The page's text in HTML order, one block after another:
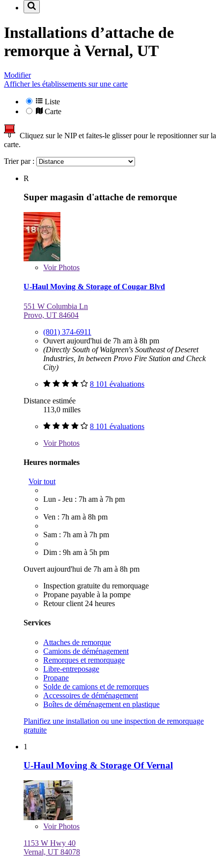
Installations d’attache de
remorque à Vernal, UT
Modifier
Afficher les établissements sur une carte
Liste
Carte
Cliquez sur le NIP et faites-le glisser pour le repositionner sur la
carte.
Trier par :
R
Super magasin d'attache de remorque
VoirPhotos
U-Haul Moving & Storage of Cougar Blvd
551 W Columbia Ln
Provo, UT 84604
(801) 374-6911
Ouvert aujourd'hui de 7h am à 8h pm
(Directly South of Walgreen's Southeast of Deseret
Industries, In between Provo Fire Station and Check
City)
8 101 évaluations
Distance estimée
113,0 milles
8 101 évaluations
VoirPhotos
Heures normales
Voir tout
Lun - Jeu : 7h am à 7h pm
Ven : 7h am à 8h pm
Sam : 7h am à 7h pm
Dim : 9h am à 5h pm
Ouvert aujourd'hui de 7h am à 8h pm
Inspection gratuite du remorquage
Propane payable à la pompe
Retour client 24 heures
Services
Attaches de remorque
Camions de déménagement
Remorques et remorquage
Libre-entreposage
Propane
Solde de camions et de remorques
Accessoires de déménagement
Boîtes de déménagement en plastique
Planifiez une installation ou une inspection de remorquage
gratuite
1
U-Haul Moving & Storage Of Vernal
VoirPhotos
1153 W Hwy 40
Vernal, UT 84078